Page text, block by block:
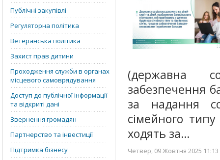
Публічні закупівлі
Регуляторна політика
Ветеранська політика
Захист прав дитини
Проходження служби в органах
місцевого самоврядування
Доступ до публічної інформації
та відкриті дані
Звернення громадян
Партнерство та інвестиції
Підтримка бізнесу
(державна
забезпечення
за надання
сімейного
ходять за…
Четвер, 09 Жовтня 2025